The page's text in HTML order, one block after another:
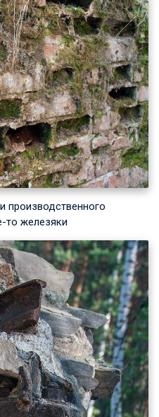
производственного
то железяки